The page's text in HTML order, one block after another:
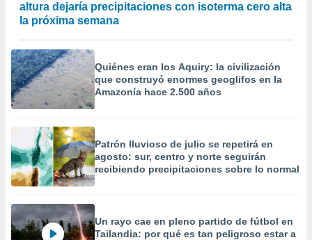
altura dejaría precipitaciones con isoterma cero alta
la próxima semana
Quiénes eran los Aquiry: la civilización
que construyó enormes geoglifos en la
Amazonía hace 2.500 años
Patrón lluvioso de julio se repetirá en
agosto: sur, centro y norte seguirán
recibiendo precipitaciones sobre lo normal
Un rayo cae en pleno partido de fútbol en
Tailandia: por qué es tan peligroso estar a